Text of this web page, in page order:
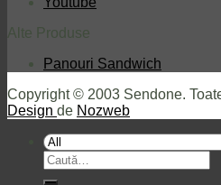
Alte Produse
Panouri Sandwich
Copyright © 2003 Sendone.
Design de Nozweb
Caută
după: